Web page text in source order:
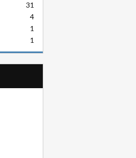
31
4
1
1